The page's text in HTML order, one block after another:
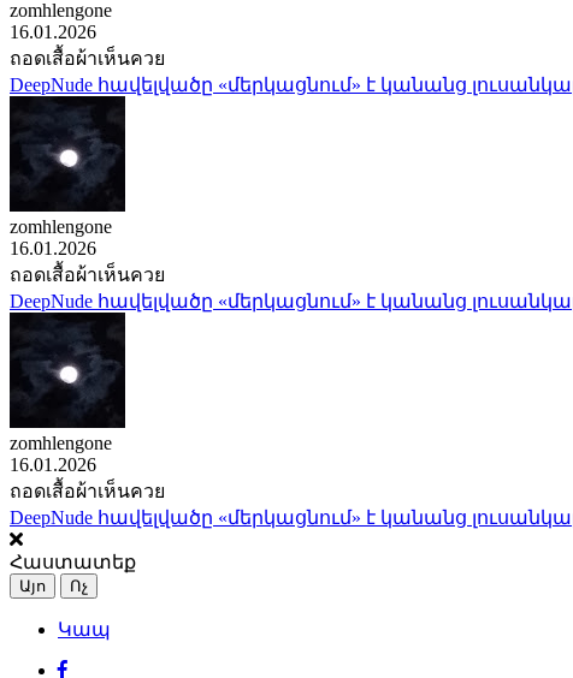
zomhlengone
16.01.2026
ถอดเสื้อผ้าเห็นควย
DeepNude հավելվածը «մերկացնում» է կանանց
zomhlengone
16.01.2026
ถอดเสื้อผ้าเห็นควย
DeepNude հավելվածը «մերկացնում» է կանանց
zomhlengone
16.01.2026
ถอดเสื้อผ้าเห็นควย
DeepNude հավելվածը «մերկացնում» է կանանց
Հաստատեք
Այո Ոչ
Կապ